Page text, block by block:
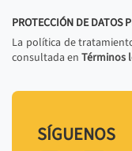
PROTECCIÓN DE DATOS
La política de
consultada en Términos
SÍGUENOS